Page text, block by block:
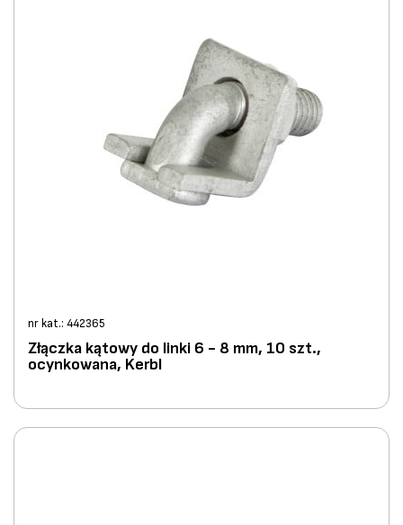
nr kat.: 442365
Złączka kątowy do linki 6 - 8 mm, 10 szt.,
ocynkowana, Kerbl